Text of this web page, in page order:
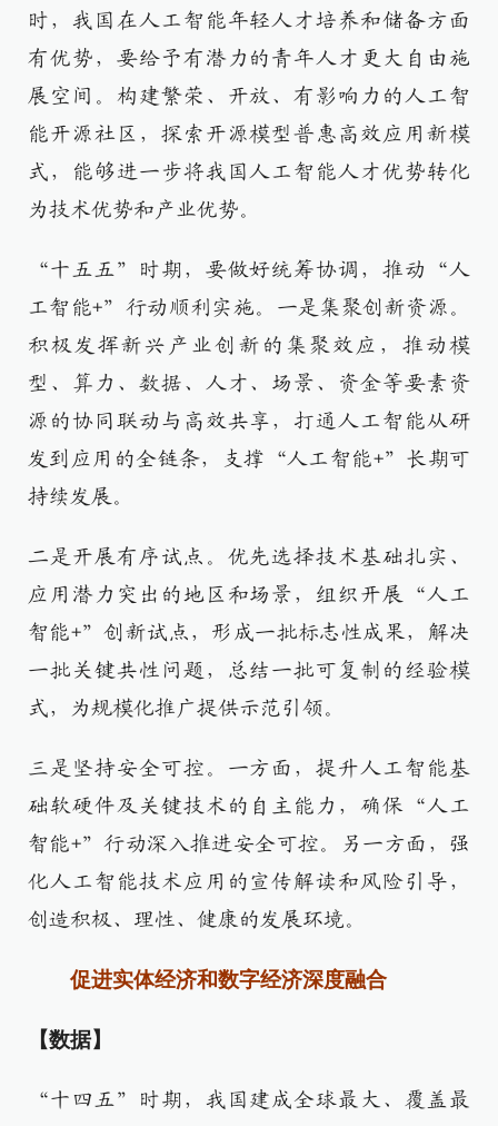
时，我国在人工智能年轻人才培养和储备方面
有优势，要给予有潜力的青年人才更大自由施
展空间。构建繁荣、开放、有影响力的人工智
能开源社区，探索开源模型普惠高效应用新模
式，能够进一步将我国人工智能人才优势转化
为技术优势和产业优势。
“十五五”时期，要做好统筹协调，推动“人
工智能+”行动顺利实施。一是集聚创新资源。
积极发挥新兴产业创新的集聚效应，推动模
型、算力、数据、人才、场景、资金等要素资
源的协同联动与高效共享，打通人工智能从研
发到应用的全链条，支撑“人工智能+”长期可
持续发展。
二是开展有序试点。优先选择技术基础扎实、
应用潜力突出的地区和场景，组织开展“人工
智能+”创新试点，形成一批标志性成果，解决
一批关键共性问题，总结一批可复制的经验模
式，为规模化推广提供示范引领。
三是坚持安全可控。一方面，提升人工智能基
础软硬件及关键技术的自主能力，确保“人工
智能+”行动深入推进安全可控。另一方面，强
化人工智能技术应用的宣传解读和风险引导，
创造积极、理性、健康的发展环境。
促进实体经济和数字经济深度融合
【数据】
“十四五”时期，我国建成全球最大、覆盖最